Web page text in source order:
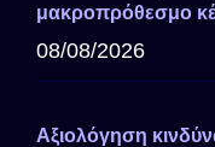
μακροπρόθεσμο
08/08/2026
Αξιολόγηση